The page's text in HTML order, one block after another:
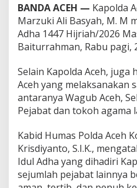
a
s
j
d
a
y
a
a
t
u
r
a
BANDA ACEH — Kapolda
Marzuki Ali Basyah, M. M
Adha 1447 Hijriah/2026
Baiturrahman, Rabu pagi,
Selain Kapolda Aceh,
Aceh yang melaksanakan
antaranya Wagub Aceh,
Pejabat dan tokoh agama
Kabid Humas Polda Aceh
Krisdiyanto, S.I.K.,
Idul Adha yang dihadiri
sejumlah pejabat lainnya